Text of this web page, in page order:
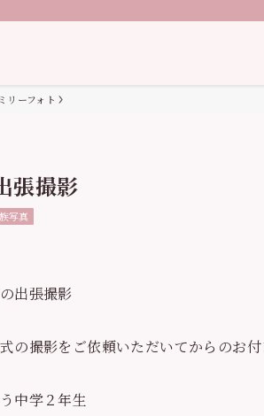
リーフォト
張撮影
写真
出張撮影
の撮影をご依頼いただいてからのお付
中学２年生